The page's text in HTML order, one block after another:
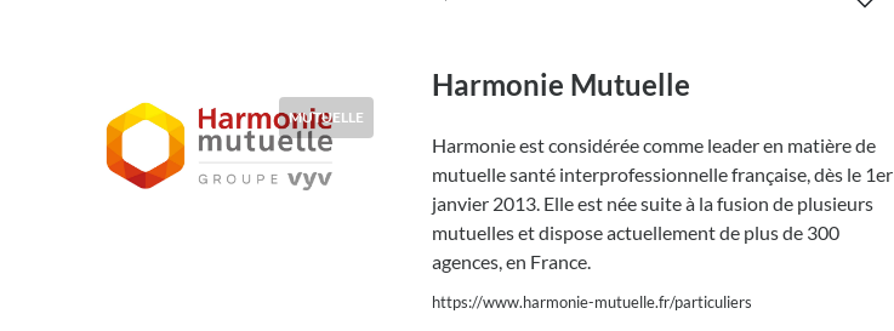
MUTUELLE
Harmonie Mutuelle
Harmonie est considérée comme leader en matière de
mutuelle santé interprofessionnelle française, dès le 1er
janvier 2013. Elle est née suite à la fusion de plusieurs
mutuelles et dispose actuellement de plus de 300
agences, en France.
https://www.harmonie-mutuelle.fr/particuliers